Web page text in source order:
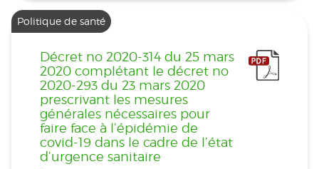
Politique de santé
Décret no 2020-314 du 25 mars
2020 complétant le décret no
2020-293 du 23 mars 2020
prescrivant les mesures
générales nécessaires pour
faire face à l’épidémie de
covid-19 dans le cadre de l’état
d’urgence sanitaire